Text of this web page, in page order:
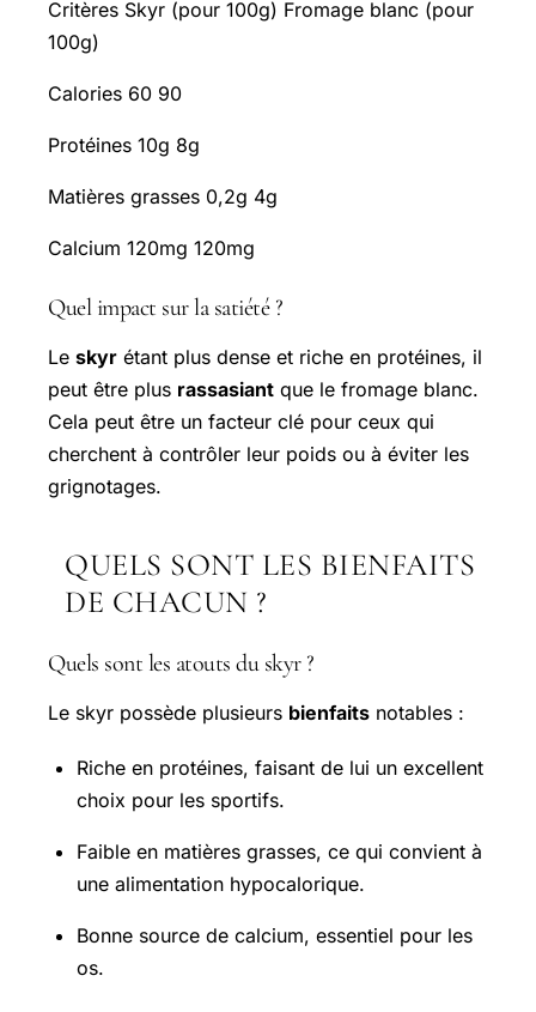
Critères Skyr (pour 100g) Fromage blanc (pour
100g)
Calories 60 90
Protéines 10g 8g
Matières grasses 0,2g 4g
Calcium 120mg 120mg
Quel impact sur la satiété ?
Le skyr étant plus dense et riche en protéines, il
peut être plus rassasiant que le fromage blanc.
Cela peut être un facteur clé pour ceux qui
cherchent à contrôler leur poids ou à éviter les
grignotages.
QUELS SONT LES BIENFAITS
DE CHACUN ?
Quels sont les atouts du skyr ?
Le skyr possède plusieurs bienfaits notables :
Riche en protéines, faisant de lui un excellent
choix pour les sportifs.
Faible en matières grasses, ce qui convient à
une alimentation hypocalorique.
Bonne source de calcium, essentiel pour les
os.